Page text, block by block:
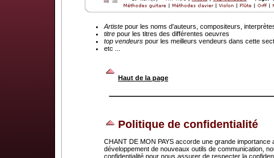
Artiste pour les noms d'auteurs, compositeurs,
titre pour les titres des différentes oeuvres
top vendeurs pour les meilleurs vendeurs dans cette
etc ...
Haut de la page
Politique de confidentialité
CHANT DE MON PAYS accorde une grande
développement de nouveaux outils de communication,
confidentialité pour nous assurer de respecter la